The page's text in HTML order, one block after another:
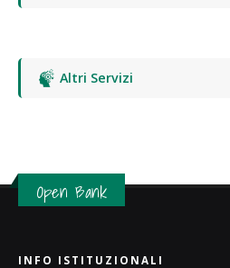
Altri Servizi
Open Bank
INFO ISTITUZIONALI